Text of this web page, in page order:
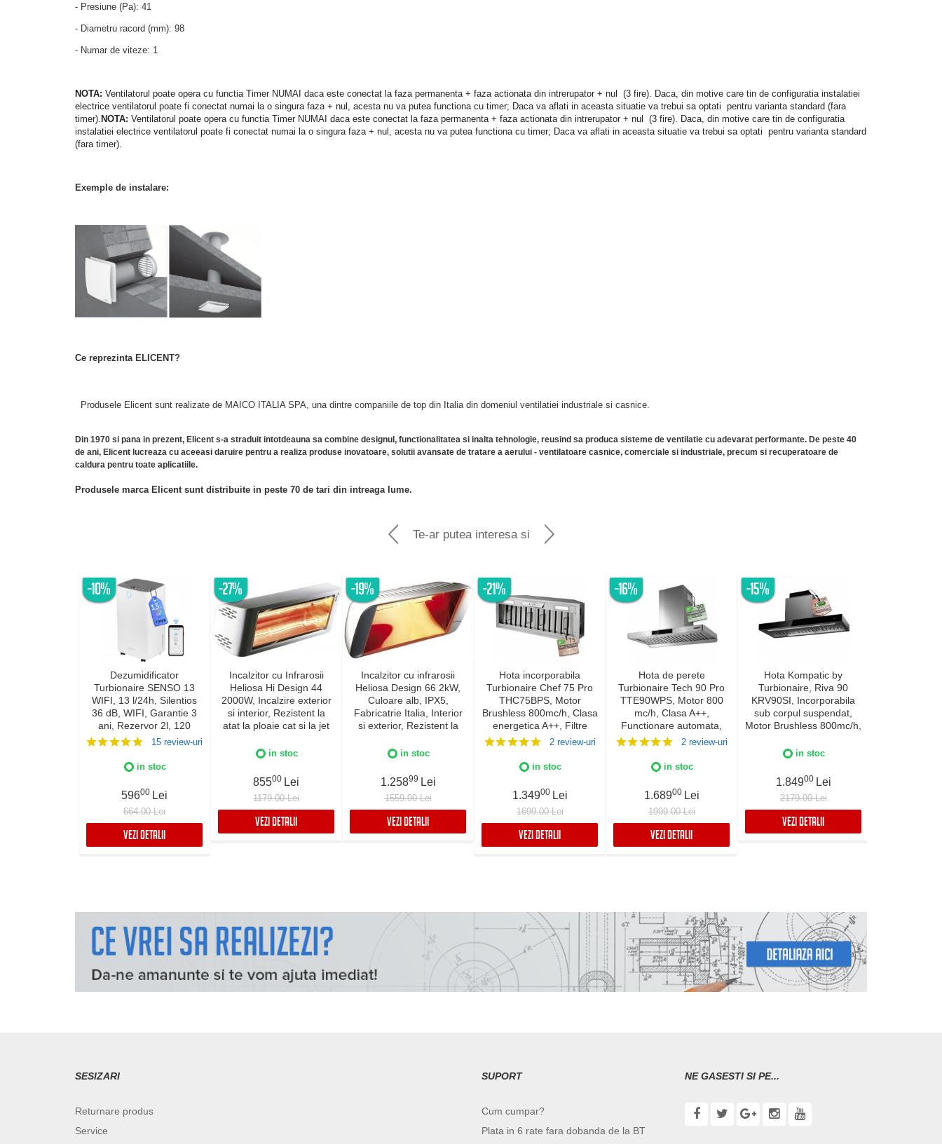
- Presiune (Pa): 41
- Diametru racord (mm): 98
- Numar de viteze: 1
NOTA: Ventilatorul poate opera cu functia Timer NUMAI daca este conectat la faza permanenta + faza actionata din intrerupator + nul (3 fire). Daca, din motive care tin de configuratia instalatiei
electrice ventilatorul poate fi conectat numai la o singura faza + nul, acesta nu va putea functiona cu timer; Daca va aflati in aceasta situatie va trebui sa optati pentru varianta standard (fara
timer). NOTA: Ventilatorul poate opera cu functia Timer NUMAI daca este conectat la faza permanenta + faza actionata din intrerupator + nul (3 fire). Daca, din motive care tin de configuratia
instalatiei electrice ventilatorul poate fi conectat numai la o singura faza + nul, acesta nu va putea functiona cu timer; Daca va aflati in aceasta situatie va trebui sa optati pentru varianta standard
(fara timer).
Exemple de instalare:
Ce reprezinta ELICENT?
Produsele Elicent sunt realizate de MAICO ITALIA SPA, una dintre companiile de top din Italia din domeniul ventilatiei industriale si casnice.
Din 1970 si pana in prezent, Elicent s-a straduit intotdeauna sa combine designul, functionalitatea si inalta tehnologie, reusind sa produca sisteme de ventilatie cu adevarat performante. De peste 40
de ani, Elicent lucreaza cu aceeasi daruire pentru a realiza produse inovatoare, solutii avansate de tratare a aerului - ventilatoare casnice, comerciale si industriale, precum si recuperatoare de
caldura pentru toate aplicatiile.
Produsele marca Elicent sunt distribuite in peste 70 de tari din intreaga lume.
Te-ar putea interesa si
-10%
Dezumidificator
Turbionaire SENSO 13
WIFI, 13 l/24h, Silentios
36 dB, WIFI, Garantie 3
ani, Rezervor 2l, 120
m³/h, Control digital,
umiditate, Timer, Display
15 review-uri
in stoc
59600 Lei
664.00 Lei
VEZI DETALII
-27%
Incalzitor cu Infrarosii
Heliosa Hi Design 44
2000W, Incalzire exterior
si interior, Rezistent la
atat la ploaie cat si la jet
Culoare Alba, IPX5
in stoc
85500 Lei
1179.00 Lei
VEZI DETALII
-19%
Incalzitor cu infrarosii
Heliosa Design 66 2kW,
Culoare alb, IPX5,
Fabricatrie Italia, Interior
si exterior, Rezistent la
in stoc
1.25899 Lei
1559.00 Lei
VEZI DETALII
-21%
Hota incorporabila
Turbionaire Chef 75 Pro
THC75BPS, Motor
Brushless 800mc/h, Clasa
energetica A++, Filtre
Baffle Avansate din inox,
Control electronic,
viteze+Boost, Finisaj Inox
2 review-uri
in stoc
1.34900 Lei
1699.00 Lei
VEZI DETALII
-16%
Hota de perete
Turbionaire Tech 90 Pro
TTE90WPS, Motor 800
mc/h, Clasa A++,
Functionare automata,
Senzor monitorizare
curatare aer, Iluminare
Super boost, 90 cm, Inox
2 review-uri
in stoc
1.68900 Lei
1999.00 Lei
VEZI DETALII
-15%
Hota Kompatic by
Turbionaire, Riva 90
KRV90SI, Incorporabila
sub corpul suspendat,
Motor Brushless 800mc/h,
ajustabile, Filtre Baffle
Refulare
verticala/orizontala, 3
viteze, Boost si Super
Boost, Inox
in stoc
1.84900 Lei
2179.00 Lei
VEZI DETALII
SESIZARI
Returnare produs
Service
SUPORT
Cum cumpar?
Plata in 6 rate fara dobanda de la BT
NE GASESTI SI PE...